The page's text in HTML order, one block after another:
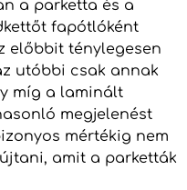
a parketta és a
fapótlóként
előbbit ténylegesen
utóbbi csak annak
míg a laminált
megjelenést
mértékig nem
amit a parketták